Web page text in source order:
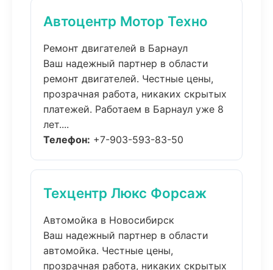
Автоцентр Мотор Техно
Ремонт двигателей в Барнаул
Ваш надежный партнер в области
ремонт двигателей. Честные цены,
прозрачная работа, никаких скрытых
платежей. Работаем в Барнаул уже 8
лет....
Телефон: +7-903-593-83-50
Техцентр Люкс Форсаж
Автомойка в Новосибирск
Ваш надежный партнер в области
автомойка. Честные цены,
прозрачная работа, никаких скрытых